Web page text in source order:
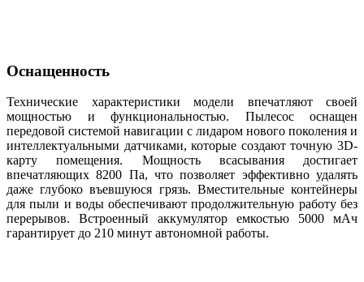
Оснащенность
Технические характеристики модели впечатляют своей
мощностью и функциональностью. Пылесос оснащен
передовой системой навигации с лидаром нового поколения и
интеллектуальными датчиками, которые создают точную 3D-
карту помещения. Мощность всасывания достигает
впечатляющих 8200 Па, что позволяет эффективно удалять
даже глубоко въевшуюся грязь. Вместительные контейнеры
для пыли и воды обеспечивают продолжительную работу без
перерывов. Встроенный аккумулятор емкостью 5000 мАч
гарантирует до 210 минут автономной работы.